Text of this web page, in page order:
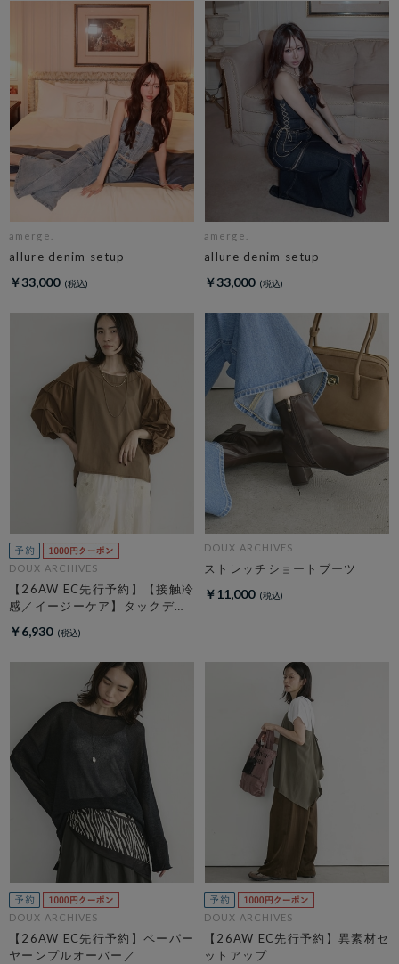
amerge.
allure denim setup
￥33,000
amerge.
allure denim setup
￥33,000
DOUX ARCHIVES
【26AW EC先行予約】【接触冷
感／イージーケア】タックデザ
￥6,930
DOUX ARCHIVES
ストレッチショートブーツ
￥11,000
DOUX ARCHIVES
【26AW EC先行予約】ペーパー
ヤーンプルオーバー／
DOUX ARCHIVES
【26AW EC先行予約】異素材セ
ットアップ